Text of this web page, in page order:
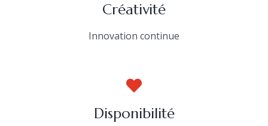
Créativité
Innovation continue
Disponibilité